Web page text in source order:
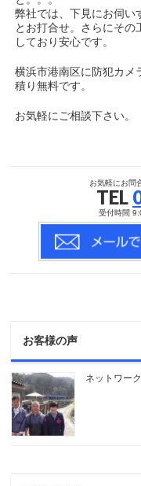
弊社では、下見にお伺い
とお打合せ。さらにその
しており安心です。
横浜市港南区に防犯カメ
積り無料です。
お気軽にご相談下さい。
お気軽にお問
TEL
受付時間
お客様の声
ネットワー